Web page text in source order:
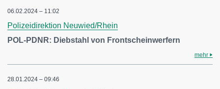
06.02.2024 – 11:02
Polizeidirektion Neuwied/Rhein
POL-PDNR: Diebstahl von Frontscheinwerfern
mehr
28.01.2024 – 09:46